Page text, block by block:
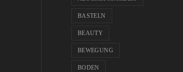
BASTELN
BEAUTY
BEWEGUNG
BODEN